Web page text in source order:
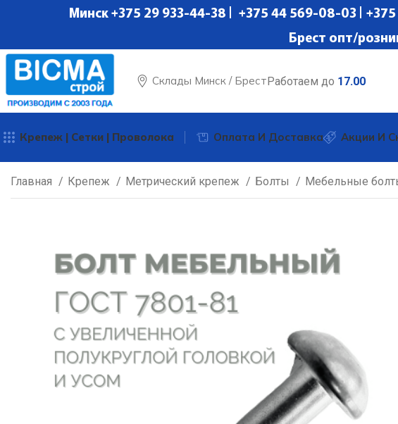
Минск +375 29 933-44-38 | +375 44 569-08-03 |
Брест опт/
Склады Минск / БрестРаботаем до 17.00
Крепеж | Сетки | Проволока Оплата И Доставка Акции И
Главная Крепеж Метрический крепеж Болты Мебельные